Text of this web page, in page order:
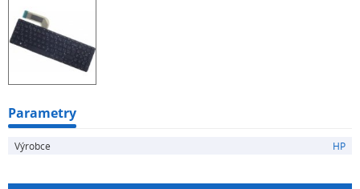
Parametry
Výrobce HP